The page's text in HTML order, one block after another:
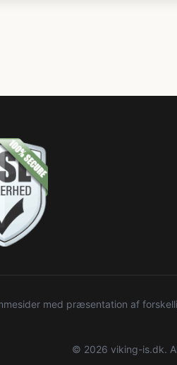
med præsentation af
© 2026 viking-is.dk.